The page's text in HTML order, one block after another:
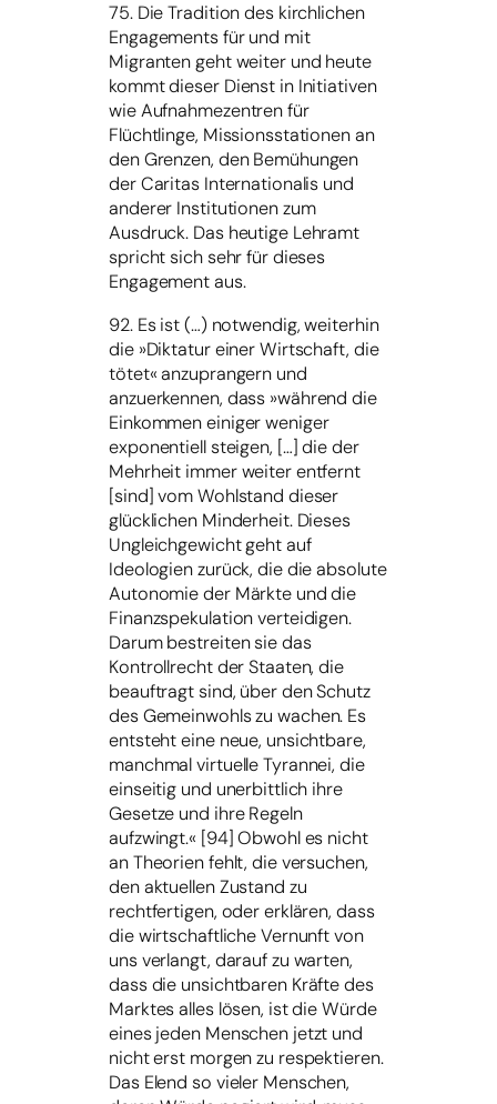
75. Die Tradition des kirchlichen
Engagements für und mit
Migranten geht weiter und heute
kommt dieser Dienst in Initiativen
wie Aufnahmezentren für
Flüchtlinge, Missionsstationen an
den Grenzen, den Bemühungen
der Caritas Internationalis und
anderer Institutionen zum
Ausdruck. Das heutige Lehramt
spricht sich sehr für dieses
Engagement aus.
92. Es ist (…) notwendig, weiterhin
die »Diktatur einer Wirtschaft, die
tötet« anzuprangern und
anzuerkennen, dass »während die
Einkommen einiger weniger
exponentiell steigen, […] die der
Mehrheit immer weiter entfernt
[sind] vom Wohlstand dieser
glücklichen Minderheit. Dieses
Ungleichgewicht geht auf
Ideologien zurück, die die absolute
Autonomie der Märkte und die
Finanzspekulation verteidigen.
Darum bestreiten sie das
Kontrollrecht der Staaten, die
beauftragt sind, über den Schutz
des Gemeinwohls zu wachen. Es
entsteht eine neue, unsichtbare,
manchmal virtuelle Tyrannei, die
einseitig und unerbittlich ihre
Gesetze und ihre Regeln
aufzwingt.« [94] Obwohl es nicht
an Theorien fehlt, die versuchen,
den aktuellen Zustand zu
rechtfertigen, oder erklären, dass
die wirtschaftliche Vernunft von
uns verlangt, darauf zu warten,
dass die unsichtbaren Kräfte des
Marktes alles lösen, ist die Würde
eines jeden Menschen jetzt und
nicht erst morgen zu respektieren.
Das Elend so vieler Menschen,